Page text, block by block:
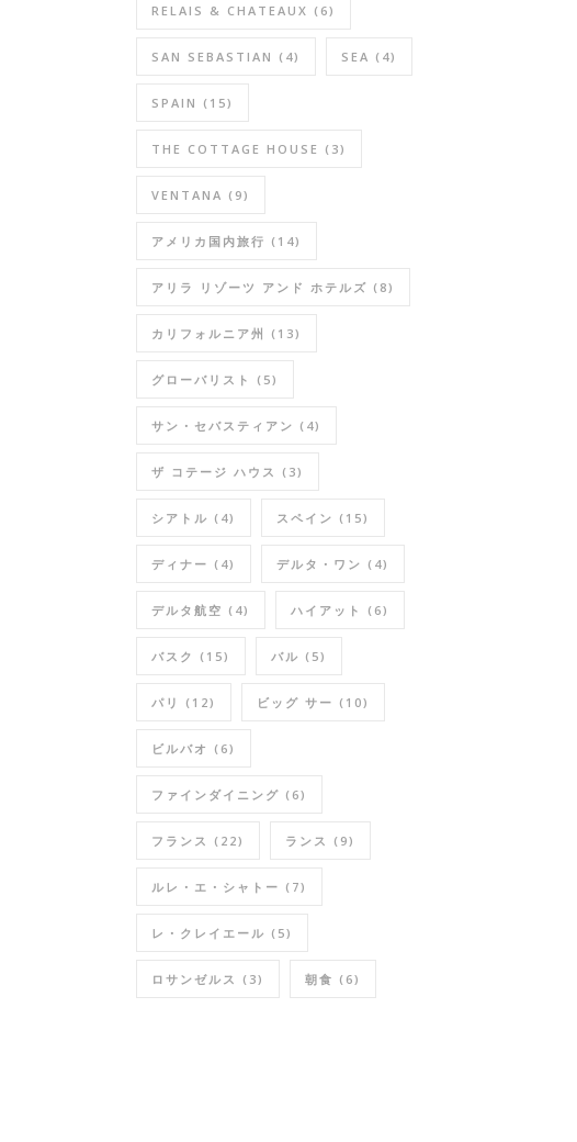
RELAIS & CHATEAUX (6)
SAN SEBASTIAN (4) SEA (4)
SPAIN (15)
THE COTTAGE HOUSE (3)
VENTANA (9)
アメリカ国内旅行 (14)
アリラ リゾーツ アンド ホテルズ (8)
カリフォルニア州 (13)
グローバリスト (5)
サン・セバスティアン (4)
ザ コテージ ハウス (3)
シアトル (4) スペイン (15)
ディナー (4) デルタ・ワン (4)
デルタ航空 (4) ハイアット (6)
バスク (15) バル (5)
パリ (12) ビッグ サー (10)
ビルバオ (6)
ファインダイニング (6)
フランス (22) ランス (9)
ルレ・エ・シャトー (7)
レ・クレイエール (5)
ロサンゼルス (3) 朝食 (6)